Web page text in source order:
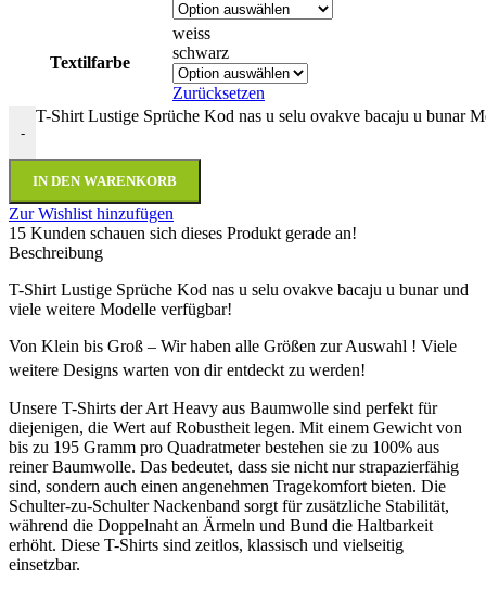
Textilfarbe
weiss
schwarz
Zurücksetzen
-
T-Shirt Lustige Sprüche Kod nas u selu ovakve bacaju u bunar
IN DEN WARENKORB
Zur Wishlist hinzufügen
15 Kunden schauen sich dieses Produkt gerade an!
Beschreibung
T-Shirt Lustige Sprüche Kod nas u selu ovakve bacaju u bunar und
viele weitere Modelle verfügbar!
Von Klein bis Groß – Wir haben alle Größen zur Auswahl ! Viele
weitere Designs warten von dir entdeckt zu werden!
Unsere T-Shirts der Art Heavy aus Baumwolle sind perfekt für
diejenigen, die Wert auf Robustheit legen. Mit einem Gewicht von
bis zu 195 Gramm pro Quadratmeter bestehen sie zu 100% aus
reiner Baumwolle. Das bedeutet, dass sie nicht nur strapazierfähig
sind, sondern auch einen angenehmen Tragekomfort bieten. Die
Schulter-zu-Schulter Nackenband sorgt für zusätzliche Stabilität,
während die Doppelnaht an Ärmeln und Bund die Haltbarkeit
erhöht. Diese T-Shirts sind zeitlos, klassisch und vielseitig
einsetzbar.